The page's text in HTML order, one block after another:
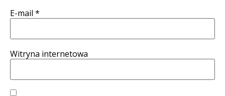
E-mail *
Witryna internetowa